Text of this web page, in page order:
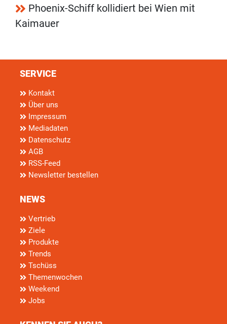
Phoenix-Schiff kollidiert bei Wien mit
Kaimauer
SERVICE
Kontakt
Über uns
Impressum
Mediadaten
Datenschutz
AGB
RSS-Feed
Newsletter bestellen
NEWS
Vertrieb
Ziele
Produkte
Trends
Tschüss
Themenwochen
Weekend
Jobs